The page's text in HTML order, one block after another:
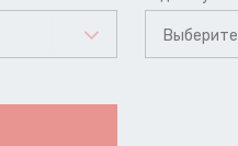
Выберите